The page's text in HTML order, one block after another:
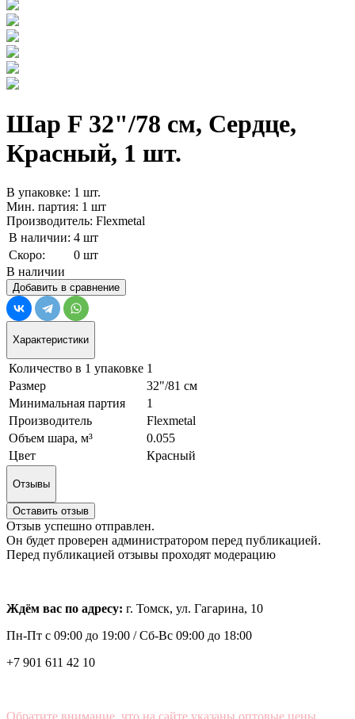
Шар F 32"/78 см, Сердце,
Красный, 1 шт.
В упаковке: 1 шт.
Мин. партия: 1 шт
Производитель: Flexmetal
В наличии: 4 шт
Скоро:
0 шт
В наличии
Добавить в сравнение
Характеристики
Количество в 1 упаковке 1
Размер
32"/81 см
Минимальная партия
1
Производитель
Flexmetal
Объем шара, м³
0.055
Цвет
Красный
Отзывы
Оставить отзыв
Отзыв успешно отправлен.
Он будет проверен администратором перед публикацией.
Перед публикацией отзывы проходят модерацию
Ждём вас по адресу: г. Томск, ул. Гагарина, 10
Пн-Пт с 09:00 до 19:00 /Сб-Вс 09:00 до 18:00
+7 901 611 42 10